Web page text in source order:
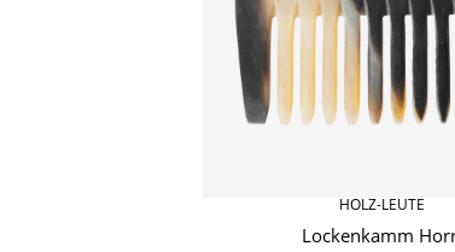
HOLZ-LEUTE
Lockenkamm